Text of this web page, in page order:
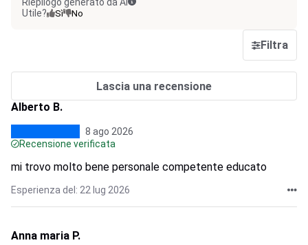
Utile?
Sì No
Filtra
Lascia una recensione
Alberto B.
8 ago 2026
Recensione verificata
mi trovo molto bene personale competente educato
Esperienza del: 22 lug 2026
Anna maria P.